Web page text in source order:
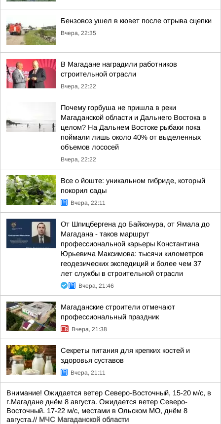
Бензовоз ушел в кювет после отрыва сцепки
Вчера, 22:35
В Магадане наградили работников
строительной отрасли
Вчера, 22:22
Почему горбуша не пришла в реки
Магаданской области и Дальнего Востока в
целом? На Дальнем Востоке рыбаки пока
поймали лишь около 40% от выделенных
объемов лососей
Вчера, 22:22
Все о йоште: уникальном гибриде, который
покорил сады
Вчера, 22:11
От Шпицбергена до Байконура, от Ямала до
Магадана - таков маршрут
профессиональной карьеры Константина
Юрьевича Максимова: тысячи километров
геодезических экспедиций и более чем 37
лет службы в строительной отрасли
Вчера, 21:46
Магаданские строители отмечают
профессиональный праздник
Вчера, 21:38
Секреты питания для крепких костей и
здоровья суставов
Вчера, 21:11
Внимание! Ожидается ветер Северо-Восточный, 15-20 м/с, в
г.Магадане днём 8 августа. Ожидается ветер Северо-
Восточный. 17-22 м/с, местами в Ольском МО, днём 8
августа.// МЧС Магаданской области